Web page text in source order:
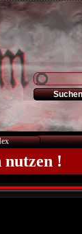
nutzen !